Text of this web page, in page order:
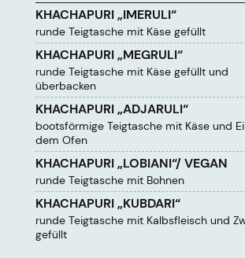
KHACHAPURI „IMERULI“
runde Teigtasche mit Käse gefüllt
KHACHAPURI „MEGRULI“
runde Teigtasche mit Käse gefüllt und
überbacken
KHACHAPURI „ADJARULI“
bootsförmige Teigtasche mit Käse und
dem Ofen
KHACHAPURI „LOBIANI“/ VEGAN
runde Teigtasche mit Bohnen
KHACHAPURI „KUBDARI“
runde Teigtasche mit Kalbsfleisch und
gefüllt